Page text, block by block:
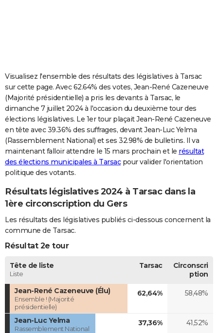
Carte de Noël
Carte Bonne année
Carte Saint-Valentin
Carte Pâques
Carte d'anniversaire
DICTIONNAIRE
Dictionnaire
Biographies
Citations
Expressions
Proverbes
PROGRAMME TV
COPAINS D'AVANT
S'inscrire
Se connecter
Lycées
Collèges
Primaires
Universités
Entreprises
Service militaire
Avis de recherche
AVIS DE DÉCÈS
FORUM
Bricolage
Lifestyle
Culture
Sport
Auto
Television
Voyage
Cinema
Visualisez l'ensemble des résultats des législatives à Tarsac
sur cette page. Avec 62.64% des votes, Jean-René Cazeneuve
(Majorité présidentielle) a pris les devants à Tarsac, le
dimanche 7 juillet 2024 à l'occasion du deuxième tour des
élections législatives. Le 1er tour plaçait Jean-René Cazeneuve
en tête avec 39.36% des suffrages, devant Jean-Luc Yelma
(Rassemblement National) et ses 32.98% de bulletins. Il va
maintenant falloir attendre le 15 mars prochain et le résultat
des élections municipales à Tarsacpour valider l'orientation
politique des votants.
Résultats législatives 2024 à Tarsac dans la
1ère circonscription du Gers
Les résultats des législatives publiés ci-dessous concernent la
commune de Tarsac.
Résultat 2e tour
Tête de liste
Liste
Tarsac
Circonscri
ption
Jean-René Cazeneuve (Élu)
Ensemble ! (Majorité
présidentielle)
62,64% 58,48%
Jean-Luc Yelma
Rassemblement National
37,36% 41,52%